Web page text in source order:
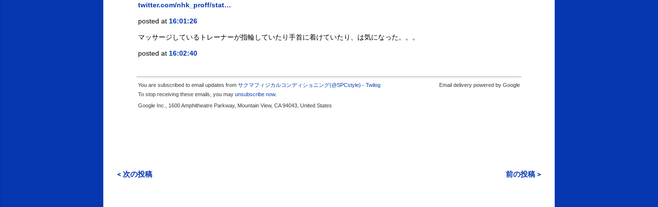
twitter.com/nhk_proff/stat…
posted at 16:01:26
マッサージしているトレーナーが指輪していたり手首に着けていたり、は気になった。。。
posted at 16:02:40
You are subscribed to email updates from サクマフィジカルコンディショニング(@SPCstyle) - Twilog
To stop receiving these emails, you may unsubscribe now.
Email delivery powered by Google
Google Inc., 1600 Amphitheatre Parkway, Mountain View, CA 94043, United States
< 次の投稿 前の投稿 >